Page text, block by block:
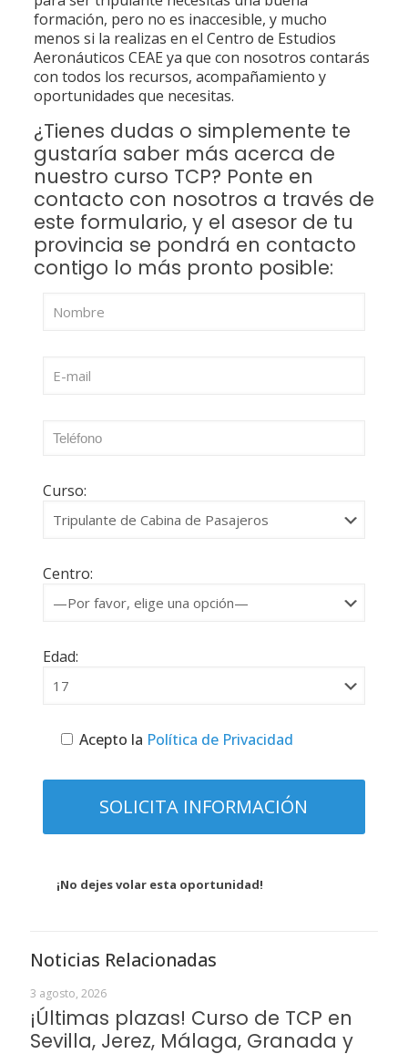
formación, pero no es inaccesible, y mucho
menos si la realizas en el Centro de Estudios
Aeronáuticos CEAE ya que con nosotros contarás
con todos los recursos, acompañamiento y
oportunidades que necesitas.
¿Tienes dudas o simplemente te
gustaría saber más acerca de
nuestro curso TCP? Ponte en
contacto con nosotros a través de
este formulario, y el asesor de tu
provincia se pondrá en contacto
contigo lo más pronto posible:
Curso:
Centro:
Edad:
Acepto la Política de Privacidad
¡No dejes volar esta oportunidad!
Noticias Relacionadas
3 agosto, 2026
¡Últimas plazas! Curso de TCP en
Sevilla, Jerez, Málaga, Granada y